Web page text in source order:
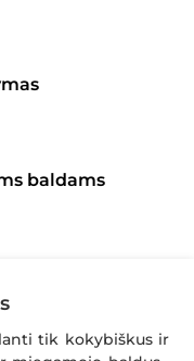
baldams
tik kokybiškus ir